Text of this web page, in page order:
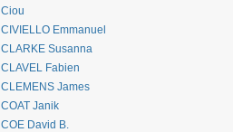
Ciou
CIVIELLO Emmanuel
CLARKE Susanna
CLAVEL Fabien
CLEMENS James
COAT Janik
COE David B.